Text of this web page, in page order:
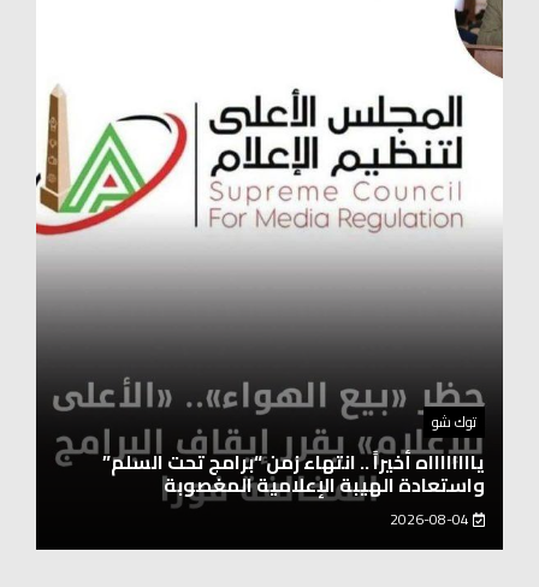
أخبار المحافظات
نقيب العلوم الصحية: العنصر البشري هو أساس
التطورات التكنولوجية